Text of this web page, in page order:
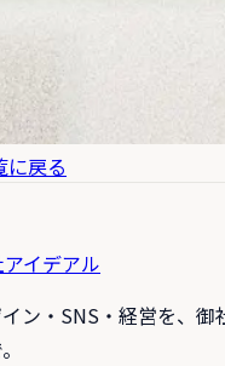
戻る
イデアル
ン・SNS・経営を、御